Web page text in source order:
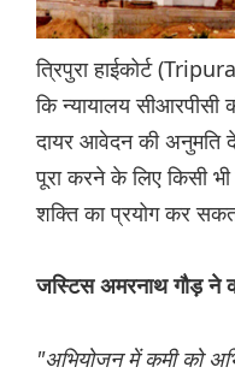
त्रिपुरा हाईकोर्ट
कि न्यायालय सीआरपीसी
दायर आवेदन की अनुमति
पूरा करने के लिए किसी
शक्ति का प्रयोग कर
जस्टिस अमरनाथ गौड़ ने
"अभियोजन में कमी को